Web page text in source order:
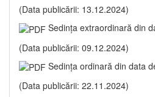
(Data publicării: 13.12.2024)
Sedinţa extraordinară din
(Data publicării: 09.12.2024)
Sedinţa ordinară din data
(Data publicării: 22.11.2024)